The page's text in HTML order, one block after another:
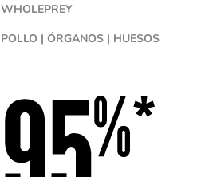
WHOLEPREY
POLLO | ÓRGANOS | HUESOS